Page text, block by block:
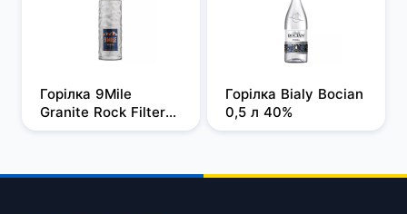
Горілка 9Mile
Granite Rock Filtered
1 л, 37,5%
Горілка Bialy Bocian
0,5 л 40%